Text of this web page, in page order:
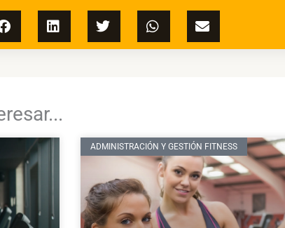
ADMINISTRACIÓN Y GESTIÓN FITNESS